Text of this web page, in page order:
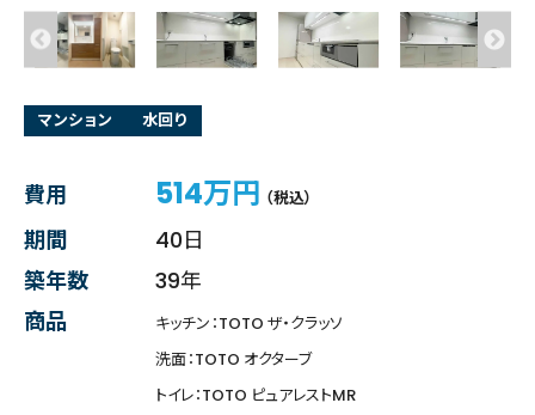
マンション 水回り
費用 514万円 （税込）
期間
40日
築年数
39年
商品
キッチン：TOTO ザ・クラッソ
洗面：TOTO オクターブ
トイレ：TOTO ピュアレストMR